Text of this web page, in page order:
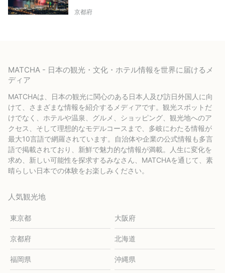
京都府
MATCHA - 日本の観光・文化・ホテル情報を世界に届けるメ
ディア
MATCHAは、日本の観光に関心のある日本人及び訪日外国人に向
けて、さまざまな情報を紹介するメディアです。観光スポットだ
けでなく、ホテルや温泉、グルメ、ショッピング、観光地へのア
クセス、そして理想的なモデルコースまで、多岐にわたる情報が
最大10言語で網羅されています。自治体や企業の公式情報も多言
語で掲載されており、新鮮で魅力的な情報が満載。人生に変化を
求め、新しい可能性を探求するみなさん、MATCHAを通じて、素
晴らしい日本での体験をお楽しみください。
人気観光地
東京都 大阪府
京都府 北海道
福岡県 沖縄県